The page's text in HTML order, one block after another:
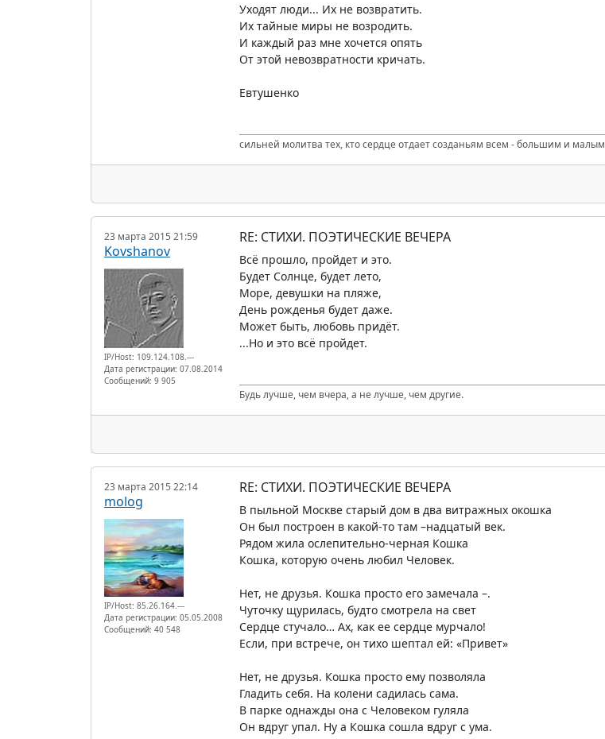
Уходят люди... Их не возвратить.
Их тайные миры не возродить.
И каждый раз мне хочется опять
От этой невозвратности кричать.
Евтушенко
сильней молитва тех, кто сердце отдает созданьям всем - большим и малым
23 марта 2015 21:59
Kovshanov
IP/Host: 109.124.108.---
Дата регистрации: 07.08.2014
Сообщений: 9 905
RE: СТИХИ. ПОЭТИЧЕСКИЕ ВЕЧЕРА
Всё прошло, пройдет и это.
Будет Солнце, будет лето,
Море, девушки на пляже,
День рожденья будет даже.
Может быть, любовь придёт.
...Но и это всё пройдет.
Будь лучше, чем вчера, а не лучше, чем другие.
23 марта 2015 22:14
molog
IP/Host: 85.26.164.---
Дата регистрации: 05.05.2008
Сообщений: 40 548
RE: СТИХИ. ПОЭТИЧЕСКИЕ ВЕЧЕРА
В пыльной Москве старый дом в два витражных окошка
Он был построен в какой-то там –надцатый век.
Рядом жила ослепительно-черная Кошка
Кошка, которую очень любил Человек.
Нет, не друзья. Кошка просто его замечала –.
Чуточку щурилась, будто смотрела на свет
Сердце стучало… Ах, как ее сердце мурчало!
Если, при встрече, он тихо шептал ей: «Привет»
Нет, не друзья. Кошка просто ему позволяла
Гладить себя. На колени садилась сама.
В парке однажды она с Человеком гуляла
Он вдруг упал. Ну а Кошка сошла вдруг с ума.